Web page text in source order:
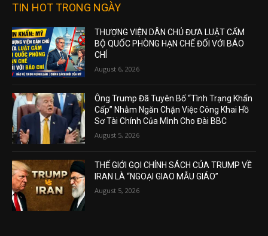
TIN HOT TRONG NGÀY
THƯỢNG VIỆN DÂN CHỦ ĐƯA LUẬT CẤM
BỘ QUỐC PHÒNG HẠN CHẾ ĐỐI VỚI BÁO
CHÍ
August 6, 2026
Ông Trump Đã Tuyên Bố “Tình Trạng Khẩn
Cấp” Nhằm Ngăn Chặn Việc Công Khai Hồ
Sơ Tài Chính Của Mình Cho Đài BBC
August 5, 2026
THẾ GIỚI GỌI CHÍNH SÁCH CỦA TRUMP VỀ
IRAN LÀ “NGOẠI GIAO MẪU GIÁO”
August 5, 2026